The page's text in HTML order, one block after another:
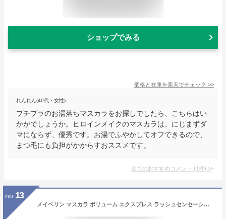
ショップでみる
価格と在庫を楽天でチェック >>
れんれん(40代・女性)
プチプラのお湯落ちマスカラをお探しでしたら、こちらはい
かがでしょうか。ヒロインメイクのマスカラは、にじまずダ
マにならず、優秀です。お湯でふやかしてオフできるので、
まつ毛にも負担がかからすおススメです。
全てのおすすめコメント (1件) >
no. 13
メイベリン マスカラ ボリューム エクスプレス ラッシュセンセーショナル 02 ブラウン お湯で落ちる ボリューム